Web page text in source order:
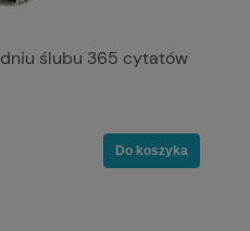
ślubu 365 cytatów
Do koszyka